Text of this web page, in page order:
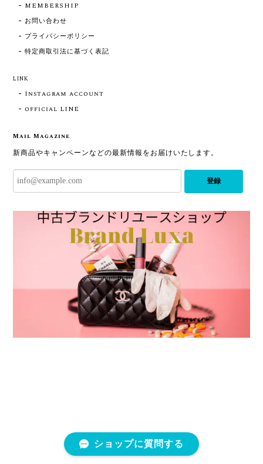
MEMBERSHIP
お問い合わせ
プライバシーポリシー
特定商取引法に基づく表記
LINK
Instagram account
official LINE
Mail Magazine
新商品やキャンペーンなどの最新情報をお届けいたします。
登録
ショップに質問する